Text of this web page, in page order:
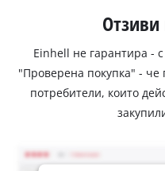
Отзиви
Einhell не гарантира -
"Проверена покупка" - че
потребители, които